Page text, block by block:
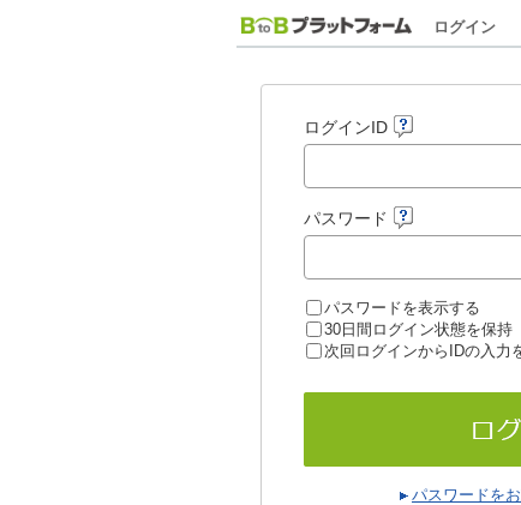
ログイン
ログインID
パスワード
パスワードを表示する
30日間ログイン状態を保持
次回ログインからIDの入力
パスワードを